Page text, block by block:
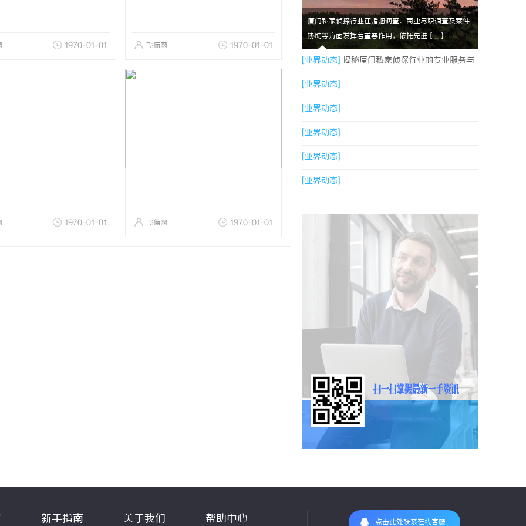
1970-01-01 飞猫网 1970-01-01
1970-01-01 飞猫网 1970-01-01
厦门私家侦探行业在婚姻调查、商业尽职调查及案件
协助等方面发挥着重要作用，依托先进【....】
[业界动态] 揭秘厦门私家侦探行业的专业服务与
发展趋势
[业界动态]
[业界动态]
[业界动态]
[业界动态]
[业界动态]
新手指南 关于我们 帮助中心 点击此处联系在线客服